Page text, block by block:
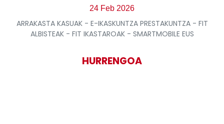
24 Feb 2026
ARRAKASTA KASUAK - E-IKASKUNTZA PRESTAKUNTZA - FIT
ALBISTEAK - FIT IKASTAROAK - SMARTMOBILE EUS
HURRENGOA